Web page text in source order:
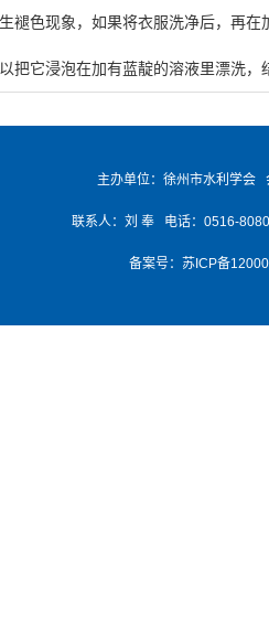
褪色现象，如果将衣服洗净后，再
把它浸泡在加有蓝靛的溶液里漂洗，
主办单位：徐州市水利学会
联系人：刘 奉 电话：0516-
备案号： 苏ICP备